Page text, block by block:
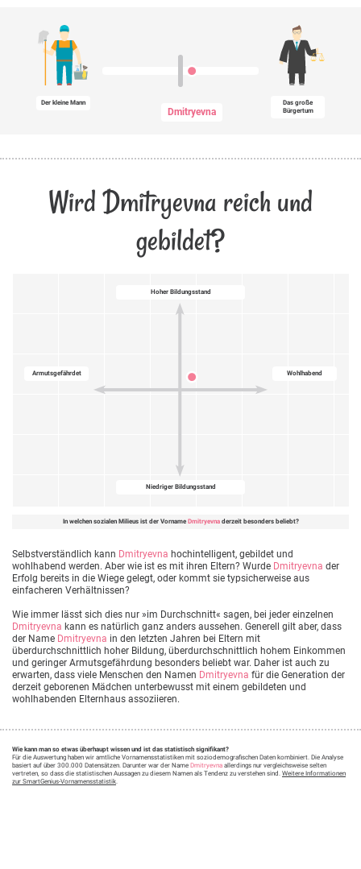
Der kleine Mann
Dmitryevna
Das große
Bürgertum
Wird Dmitryevna reich und
gebildet?
Hoher Bildungsstand
Wohlhabend
Niedriger Bildungsstand
Armutsgefährdet
In welchen sozialen Milieus ist der Vorname Dmitryevnaderzeit besonders beliebt?
Selbstverständlich kann Dmitryevna hochintelligent, gebildet und
wohlhabend werden. Aber wie ist es mit ihren Eltern? Wurde Dmitryevna der
Erfolg bereits in die Wiege gelegt, oder kommt sie typsicherweise aus
einfacheren Verhältnissen?
Wie immer lässt sich dies nur »im Durchschnitt« sagen, bei jeder einzelnen
Dmitryevna kann es natürlich ganz anders aussehen. Generell gilt aber, dass
der Name Dmitryevna in den letzten Jahren bei Eltern mit
überdurchschnittlich hoher Bildung, überdurchschnittlich hohem Einkommen
und geringer Armutsgefährdung besonders beliebt war. Daher ist auch zu
erwarten, dass viele Menschen den Namen Dmitryevna für die Generation der
derzeit geborenen Mädchen unterbewusst mit einem gebildeten und
wohlhabenden Elternhaus assoziieren.
Wie kann man so etwas überhaupt wissen und ist das statistisch signifikant?
Für die Auswertung haben wir amtliche Vornamensstatistiken mit soziodemografischen Daten kombiniert. Die Analyse
basiert auf über 300.000 Datensätzen. Darunter war der Name Dmitryevna allerdings nur vergleichsweise selten
vertreten, so dass die statistischen Aussagen zu diesem Namen als Tendenz zu verstehen sind. Weitere Informationen
zur SmartGenius-Vornamensstatistik.